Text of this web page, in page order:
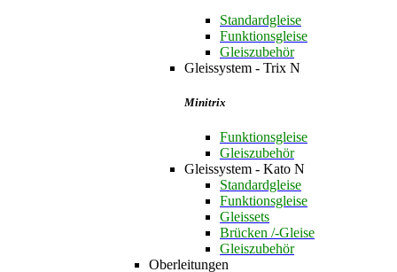
Standardgleise
Funktionsgleise
Gleiszubehör
Gleissystem - Trix N
Minitrix
Funktionsgleise
Gleiszubehör
Gleissystem - Kato N
Standardgleise
Funktionsgleise
Gleissets
Brücken /-Gleise
Gleiszubehör
Oberleitungen